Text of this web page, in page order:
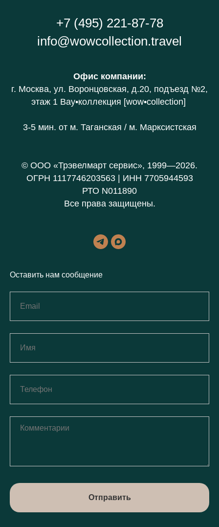
+7 (495) 221-87-78
info@wowcollection.travel
Офис компании:
г. Москва, ул. Воронцовская, д.20, подъезд №2,
этаж 1 Вау•коллекция [wow•collection]
3-5 мин. от м. Таганская / м. Марксистская
© ООО «Трэвелмарт сервис», 1999—2026.
ОГРН 1117746203563 | ИНН 7705944593
РТО N011890
Все права защищены.
Оставить нам сообщение
Отправить